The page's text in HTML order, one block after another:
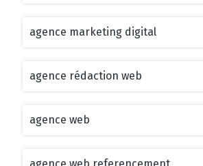
agence marketing digital
agence rédaction web
agence web